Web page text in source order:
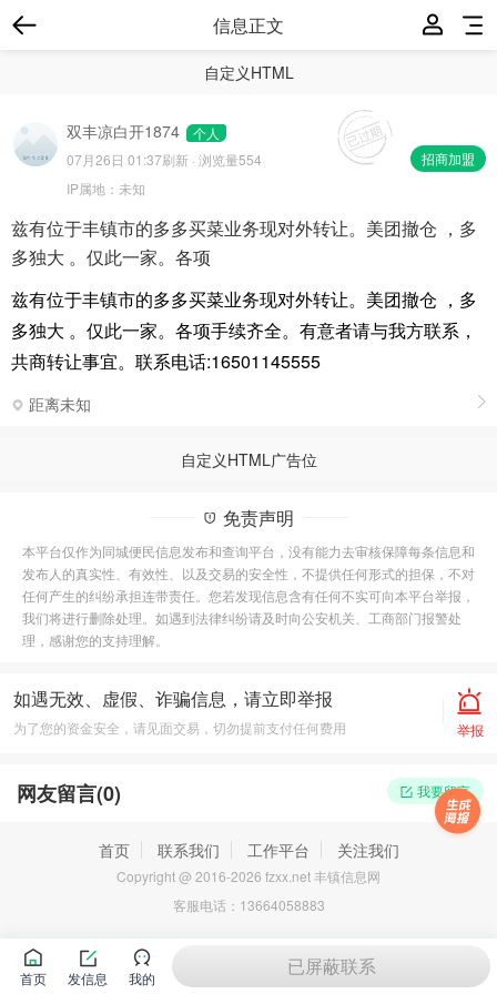
信息正文
自定义HTML
双丰凉白开1874
个人
招商加盟
07月26日 01:37刷新 · 浏览量554
IP属地： 未知
兹有位于丰镇市的多多买菜业务现对外转让。美团撤仓 ，多
多独大 。仅此一家。各项
兹有位于丰镇市的多多买菜业务现对外转让。美团撤仓 ，多
多独大 。仅此一家。各项手续齐全。有意者请与我方联系，
共商转让事宜。联系电话:16501145555
距离未知
自定义HTML广告位
免责声明
本平台仅作为同城便民信息发布和查询平台，没有能力去审核保障每条信息和
发布人的真实性、有效性、以及交易的安全性，不提供任何形式的担保，不对
任何产生的纠纷承担连带责任。您若发现信息含有任何不实可向本平台举报，
我们将进行删除处理。如遇到法律纠纷请及时向公安机关、工商部门报警处
理，感谢您的支持理解。
如遇无效、虚假、诈骗信息，请立即举报
为了您的资金安全，请见面交易，切勿提前支付任何费用 举报
网友留言(0) 我要留言
首页 发信息 我的 已屏蔽联系
首页 联系我们 工作平台 关注我们
Copyright @ 2016-2026 fzxx.net 丰镇信息网
客服电话：13664058883